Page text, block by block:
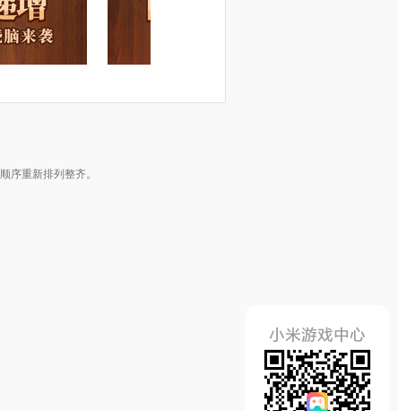
序重新排列整齐。